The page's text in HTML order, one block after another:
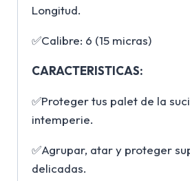
Longitud.
✅Calibre: 6 (15 micras)
CARACTERISTICAS:
✅Proteger tus palet de la
intemperie.
✅Agrupar, atar y proteger
delicadas.